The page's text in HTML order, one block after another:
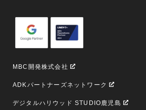
MBC開発株式会社
ADKパートナーズネットワーク
デジタルハリウッド STUDIO鹿児島